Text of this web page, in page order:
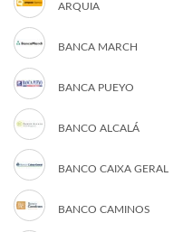
ARQUIA
BANCA MARCH
BANCA PUEYO
BANCO ALCALÁ
BANCO CAIXA GERAL
BANCO CAMINOS